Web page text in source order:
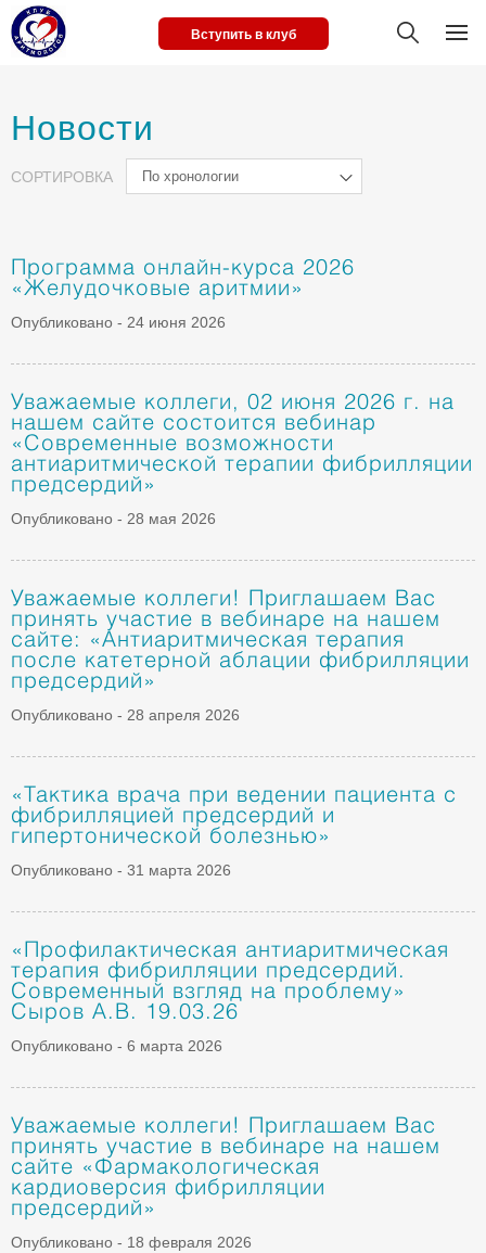
Вступить в клуб
Новости
СОРТИРОВКА По хронологии
Программа онлайн-курса 2026
«Желудочковые аритмии»
Опубликовано - 24 июня 2026
Уважаемые коллеги, 02 июня 2026 г. на
нашем сайте состоится вебинар
«Современные возможности
антиаритмической терапии фибрилляции
предсердий»
Опубликовано - 28 мая 2026
Уважаемые коллеги! Приглашаем Вас
принять участие в вебинаре на нашем
сайте: «Антиаритмическая терапия
после катетерной аблации фибрилляции
предсердий»
Опубликовано - 28 апреля 2026
«Тактика врача при ведении пациента с
фибрилляцией предсердий и
гипертонической болезнью»
Опубликовано - 31 марта 2026
«Профилактическая антиаритмическая
терапия фибрилляции предсердий.
Современный взгляд на проблему»
Сыров А.В. 19.03.26
Опубликовано - 6 марта 2026
Уважаемые коллеги! Приглашаем Вас
принять участие в вебинаре на нашем
сайте «Фармакологическая
кардиоверсия фибрилляции
предсердий»
Опубликовано - 18 февраля 2026